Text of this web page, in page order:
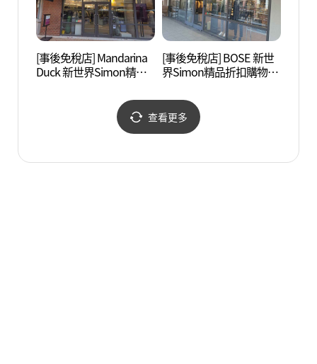
[事後免稅店] Mandarina
Duck 新世界Simon精品
다리나덕 신세계사이먼
프리미엄아울렛 파주점)
[事後免稅店] BOSE 新世
界Simon精品折扣購物中
이먼프리미엄아울렛 파
주점)
查看更多